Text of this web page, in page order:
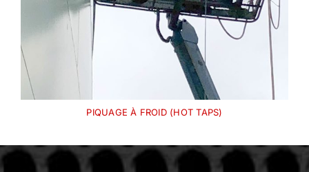
PIQUAGE À FROID (HOT TAPS)